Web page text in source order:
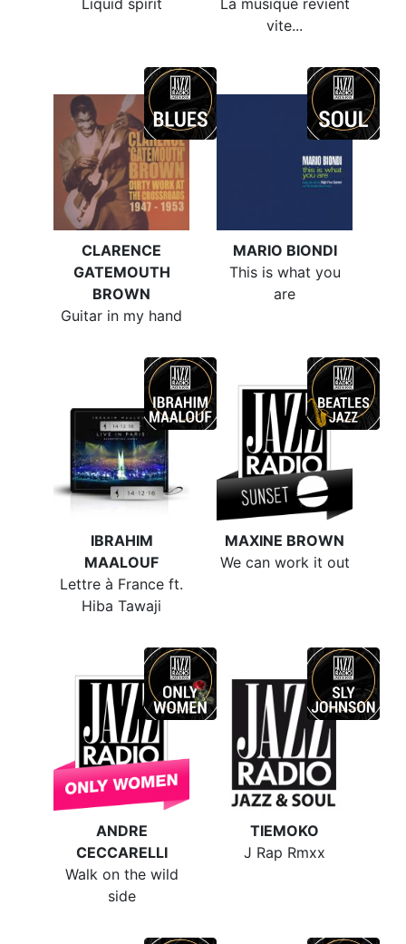
Liquid spirit
La musique revient
vite...
CLARENCE
GATEMOUTH
BROWN
Guitar in my hand
MARIO BIONDI
This is what you
are
IBRAHIM
MAALOUF
Lettre à France ft.
Hiba Tawaji
MAXINE BROWN
We can work it out
ANDRE
CECCARELLI
Walk on the wild
side
TIEMOKO
J Rap Rmxx